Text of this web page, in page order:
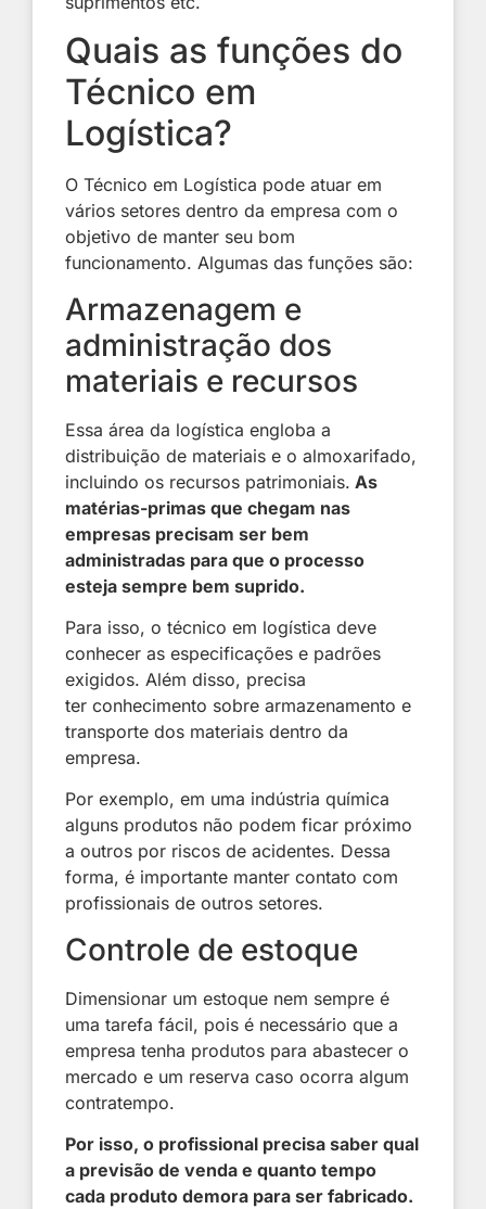
Quais as funções do
Técnico em
Logística?
O Técnico em Logística pode atuar em
vários setores dentro da empresa com o
objetivo de manter seu bom
funcionamento. Algumas das funções são:
Armazenagem e
administração dos
materiais e recursos
Essa área da logística engloba a
distribuição de materiais e o almoxarifado,
incluindo os recursos patrimoniais. As
matérias-primas que chegam nas
empresas precisam ser bem
administradas para que o processo
esteja sempre bem suprido.
Para isso, o técnico em logística deve
conhecer as especificações e padrões
exigidos. Além disso, precisa
ter conhecimento sobre armazenamento e
transporte dos materiais dentro da
empresa.
Por exemplo, em uma indústria química
alguns produtos não podem ficar próximo
a outros por riscos de acidentes. Dessa
forma, é importante manter contato com
profissionais de outros setores.
Controle de estoque
Dimensionar um estoque nem sempre é
uma tarefa fácil, pois é necessário que a
empresa tenha produtos para abastecer o
mercado e um reserva caso ocorra algum
contratempo.
Por isso, o profissional precisa saber qual
a previsão de venda e quanto tempo
cada produto demora para ser fabricado.